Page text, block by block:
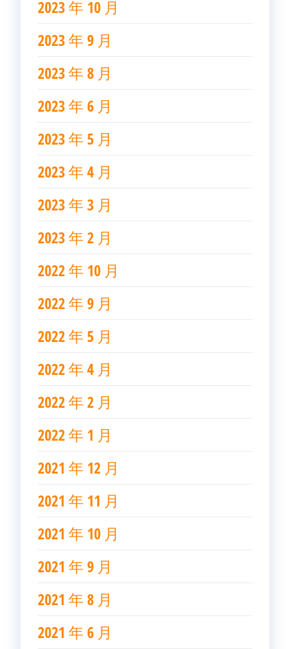
2023 年 10 月
2023 年 9 月
2023 年 8 月
2023 年 6 月
2023 年 5 月
2023 年 4 月
2023 年 3 月
2023 年 2 月
2022 年 10 月
2022 年 9 月
2022 年 5 月
2022 年 4 月
2022 年 2 月
2022 年 1 月
2021 年 12 月
2021 年 11 月
2021 年 10 月
2021 年 9 月
2021 年 8 月
2021 年 6 月